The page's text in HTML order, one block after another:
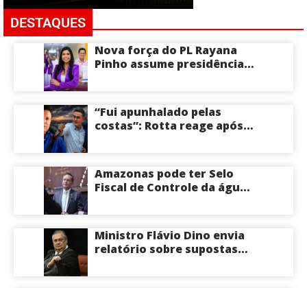
DESTAQUES
Nova força do PL Rayana
Pinho assume presidência
como nome competitivo
para a ALEAM
“Fui apunhalado pelas
costas”: Rotta reage após
o Senado pelo Amazonas;
veja
Amazonas pode ter Selo
Fiscal de Controle da água
Ministro Flávio Dino envia
relatório sobre supostas